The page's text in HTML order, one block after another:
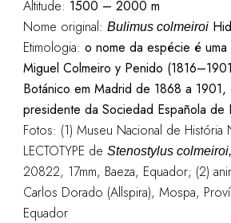
Altitude: 1500 – 2000 m
Nome original: Bulimus colmeiroi
Etimologia: o nome da espécie é uma
Miguel Colmeiro y Penido
Botánico em Madrid de 1868 a 1901,
presidente da Sociedad Española de
Fotos: (1) Museu Nacional de História
LECTOTYPE de Stenostylus colmeiroi,
20822, 17mm, Baeza, Equador; (2)
Carlos Dorado (Allspira), Mospa,
Equador